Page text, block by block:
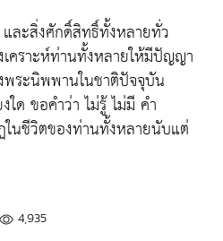
ละสิ่งศักดิ์สิทธิ์ทั้งหลายทั่ว
คราะห์ท่านทั้งหลายให้มีปัญญา
พระนิพพานในชาติปัจจุบัน
ด ขอคำว่า ไม่รู้ ไม่มี คำ
ในชีวิตของท่านทั้งหลายนับแต่
4,935